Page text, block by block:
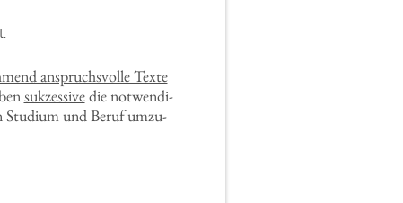
an­spruchs­vol­le Texte
suk­zes­si­vedie not­wen­di­
Stu­di­um und Beruf um­zu­